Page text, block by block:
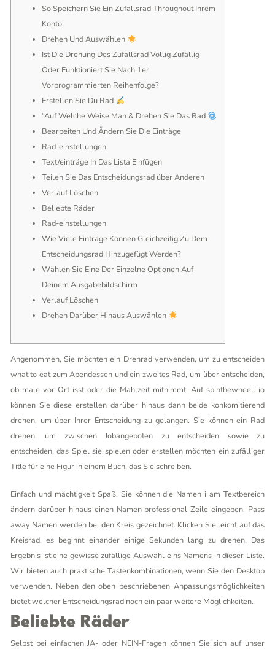
So Speichern Sie Ein Zufallsrad Throughout Ihrem
Konto
Drehen Und Auswählen
Ist Die Drehung Des Zufallsrad Völlig Zufällig
Oder Funktioniert Sie Nach 1er
Vorprogrammierten Reihenfolge?
Erstellen Sie Du Rad
“Auf Welche Weise Man & Drehen Sie Das Rad
Bearbeiten Und Ändern Sie Die Einträge
Rad-einstellungen
Text/einträge In Das Lista Einfügen
Teilen Sie Das Entscheidungsrad über Anderen
Verlauf Löschen
Beliebte Räder
Rad-einstellungen
Wie Viele Einträge Können Gleichzeitig Zu Dem
Entscheidungsrad Hinzugefügt Werden?
Wählen Sie Eine Der Einzelne Optionen Auf
Deinem Ausgabebildschirm
Verlauf Löschen
Drehen Darüber Hinaus Auswählen
Angenommen, Sie möchten ein Drehrad verwenden, um zu entscheiden
what to eat zum Abendessen und ein zweites Rad, um über entscheiden,
ob male vor Ort isst oder die Mahlzeit mitnimmt. Auf spinthewheel. io
können Sie diese erstellen darüber hinaus dann beide konkomitierend
drehen, um über Ihrer Entscheidung zu gelangen. Sie können ein Rad
drehen, um zwischen Jobangeboten zu entscheiden sowie zu
entscheiden, das Spiel sie spielen oder erstellen möchten ein zufälliger
Title für eine Figur in einem Buch, das Sie schreiben.
Einfach und mächtigkeit Spaß. Sie können die Namen i am Textbereich
ändern darüber hinaus einen Namen professional Zeile eingeben. Pass
away Namen werden bei den Kreis gezeichnet. Klicken Sie leicht auf das
Kreisrad, es beginnt einander einige Sekunden lang zu drehen. Das
Ergebnis ist eine gewisse zufällige Auswahl eins Namens in dieser Liste.
Wir bieten auch praktische Tastenkombinationen, wenn Sie den Desktop
verwenden. Neben den oben beschriebenen Anpassungsmöglichkeiten
bietet welcher Entscheidungsrad noch ein paar weitere Möglichkeiten.
Beliebte Räder
Selbst bei einfachen JA- oder NEIN-Fragen können Sie sich auf unser